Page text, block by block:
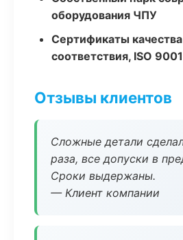
оборудования ЧПУ
Сертификаты
соответствия, ISO 9001
Отзывы клиентов
Сложные детали
раза, все допуски в
Сроки выдержаны.
— Клиент компании